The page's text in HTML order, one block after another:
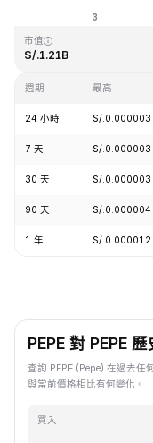
市值
S/.1.21B
週期 最高
24 小時 S/.0.000003
7 天 S/.0.000003
30 天 S/.0.000003
90 天 S/.0.000004
1 年 S/.0.000012
PEPE 對 PEPE
查詢 PEPE (Pepe) 在過去任
與當前價格相比有何變化。
買入